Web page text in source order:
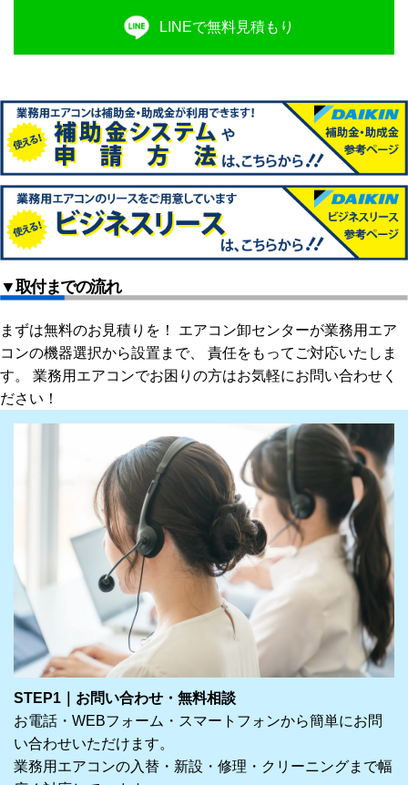
LINEで無料見積もり
▼取付までの流れ
まずは無料のお見積りを！ エアコン卸センターが業務用エア
コンの機器選択から設置まで、 責任をもってご対応いたしま
す。 業務用エアコンでお困りの方はお気軽にお問い合わせく
ださい！
STEP1｜お問い合わせ・無料相談
お電話・WEBフォーム・スマートフォンから簡単にお問
い合わせいただけます。
業務用エアコンの入替・新設・修理・クリーニングまで幅